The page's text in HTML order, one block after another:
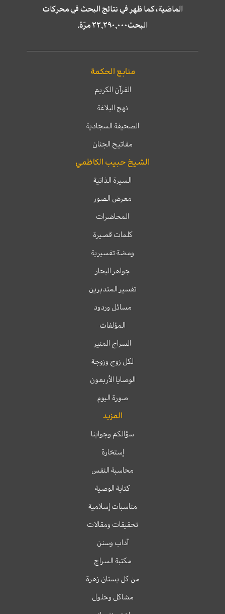
الماضية، كما ظهر في نتائج البحث في محركات
البحث٢٢,٢٩٠,٠٠٠ مرّة.
منابع الحكمة
القرآن الكريم
نهج البلاغة
الصحيفة السجادية
مفاتيح الجنان
الشيخ حبيب الكاظمي
السيرة الذاتية
معرض الصور
المحاضرات
كلمات قصيرة
ومضة تفسيرية
جواهر البحار
تفسير المتدبرين
مسائل وردود
المؤلفات
السراج المنير
لكل زوج وزوجة
الوصايا الأربعون
صورة اليوم
المزيد
سؤالكم وجوابنا
إستخارة
محاسبة النفس
كتابة الوصية
مناسبات إسلامية
تحقيقات ومقالات
آداب وسنن
مكتبة السراج
من كل بستان زهرة
مشاكل وحلول